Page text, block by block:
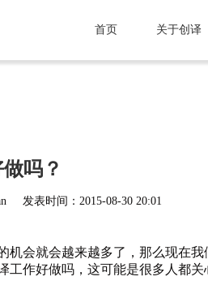
首页 关于创译
吗？
发表时间：2015-08-30 20:01
机会就会越来越多了，那么现在
作好做吗，这可能是很多人都